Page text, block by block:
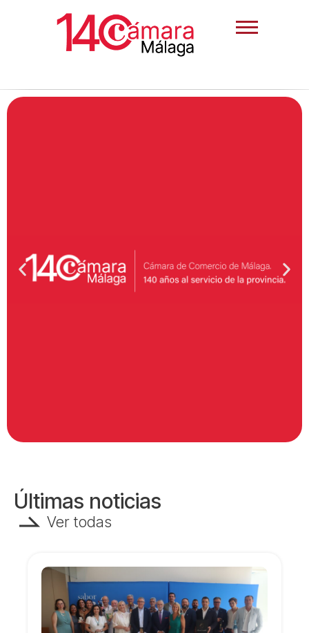
Últimas noticias
Ver todas